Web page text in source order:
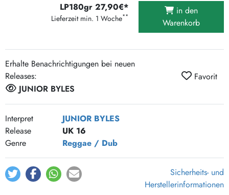
LP180gr 27,90€*
Lieferzeit min. 1 Woche**
in den
Warenkorb
Erhalte Benachrichtigungen bei neuen
Releases:
JUNIOR BYLES
Favorit
Interpret
JUNIOR BYLES
Release
UK 16
Genre
Reggae / Dub
Sicherheits- und
Herstellerinformationen